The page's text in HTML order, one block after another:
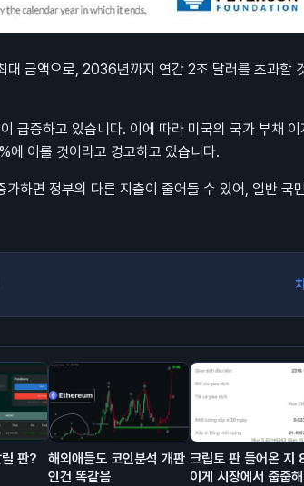
금액으로, 2036년까지 연간 2조 달러를 초과할
급증하고 있습니다. 이에 따라 미국의 국가 부채 이
이를 것이라고 경고하고 있습니다.
하면 정부의 다른 지출이 줄어들 수 있어, 일반 국
판?
해외애들도 코인분석 개판
인건 똑같음
크립토 판 들어온 지
이게 시장에서 줍줍